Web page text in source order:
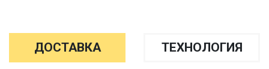
ДОСТАВКА ТЕХНОЛОГИЯ